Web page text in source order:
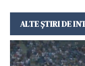
ALTE ȘTIRI DE